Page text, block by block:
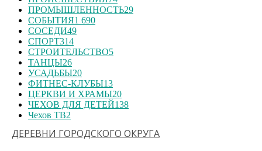
ПРОМЫШЛЕННОСТЬ29
СОБЫТИЯ1 690
СОСЕДИ49
СПОРТ314
СТРОИТЕЛЬСТВО5
ТАНЦЫ26
УСАДЬБЫ20
ФИТНЕС-КЛУБЫ13
ЦЕРКВИ И ХРАМЫ20
ЧЕХОВ ДЛЯ ДЕТЕЙ138
Чехов ТВ2
ДЕРЕВНИ ГОРОДСКОГО ОКРУГА